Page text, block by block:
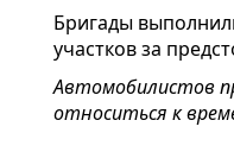
Бригады
участков за
Автомобилистов
относиться к